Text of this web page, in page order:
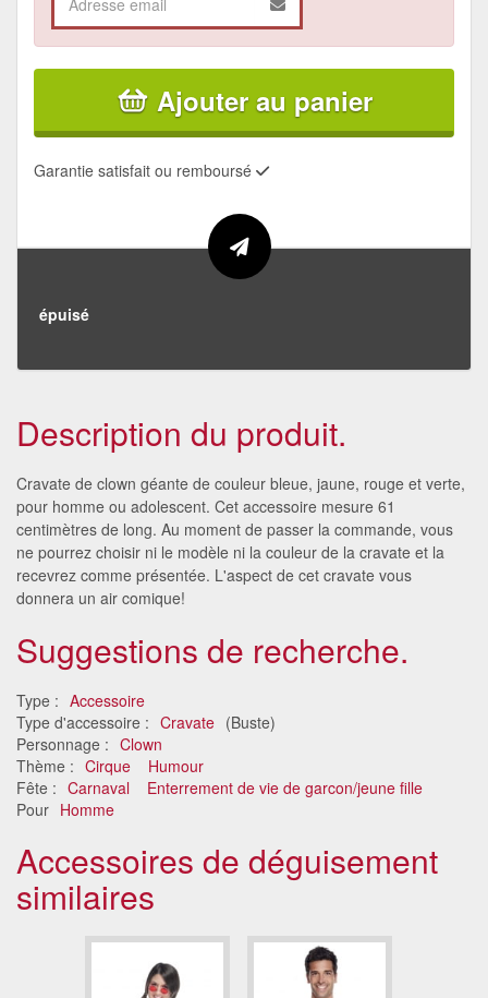
Ajouter au panier
Garantie satisfait ou remboursé
épuisé
Description du produit.
Cravate de clown géante de couleur bleue, jaune, rouge et verte,
pour homme ou adolescent. Cet accessoire mesure 61
centimètres de long. Au moment de passer la commande, vous
ne pourrez choisir ni le modèle ni la couleur de la cravate et la
recevrez comme présentée. L'aspect de cet cravate vous
donnera un air comique!
Suggestions de recherche.
Type : Accessoire
Type d'accessoire : Cravate (Buste)
Personnage : Clown
Thème : Cirque
Humour
Fête : Carnaval
Enterrement de vie de garcon/jeune fille
Pour Homme
Accessoires de déguisement
similaires